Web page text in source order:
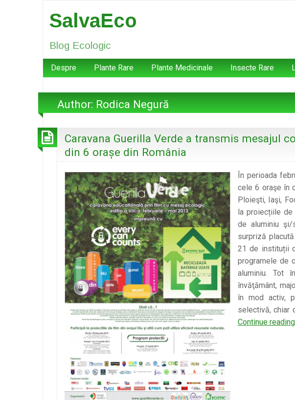
SalvaEco
Blog Ecologic
Despre Plante Rare Plante Medicinale Insecte Rare
Author:Rodica Negură
Caravana Guerilla Verde a transmis mesajul
din 6 orașe din România
În perioada
cele 6 oraşe în
Ploieşti, Iaşi,
la proiecțiile
de aluminiu şi/
surpriză
21 de instituții
programele de
aluminiu. Tot
învăţământ,
în mod activ,
selectivă, chiar
Continue reading